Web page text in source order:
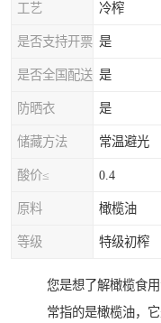
工艺 冷榨
是否支持开票 是
是否全国配送 是
防晒衣 是
储藏方法 常温避光
酸价≤ 0.4
原料 橄榄油
等级 特级初榨
您是想了解橄榄食
常指的是橄榄油，